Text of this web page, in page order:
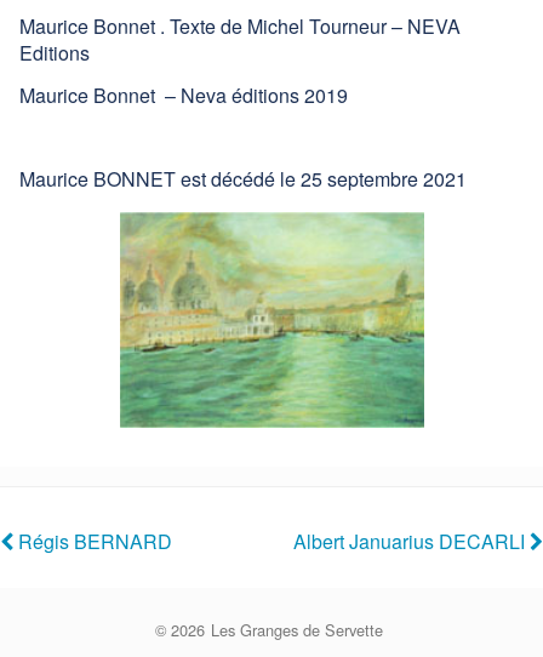
Maurice Bonnet . Texte de Michel Tourneur – NEVA
Editions
Maurice Bonnet – Neva éditions 2019
Maurice BONNET est décédé le 25 septembre 2021
Régis BERNARD Albert Januarius DECARLI
© 2026 Les Granges de Servette